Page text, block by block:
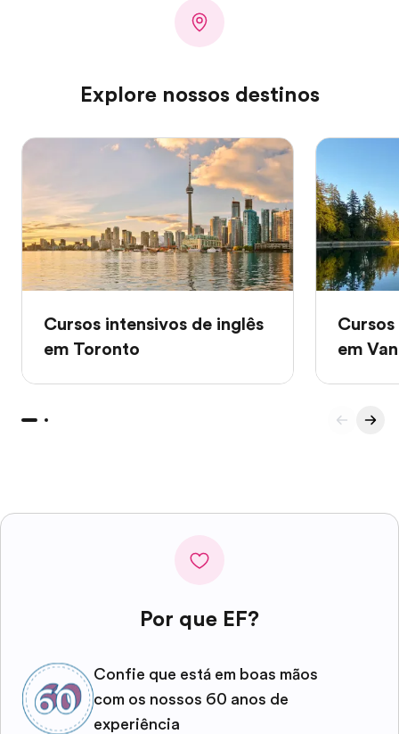
Explore nossos destinos
Cursos intensivos de inglês
em Toronto
em
Por que EF?
Confie que está em boas mãos
com os nossos 60 anos de
experiência